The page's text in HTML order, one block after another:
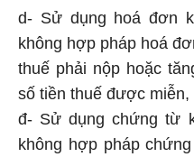
d- Sử dụng hoá đơn
không hợp pháp hoá
thuế phải nộp hoặc
số tiền thuế được miễn,
đ- Sử dụng chứng từ
không hợp pháp